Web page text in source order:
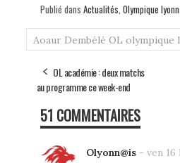
Publié dans Actualités Olympique
Aoaur Dembélé OL olympique
OL académie : deux matchs
au programme ce week-end
51 COMMENTAIRES
Olyonn@is- ven 16